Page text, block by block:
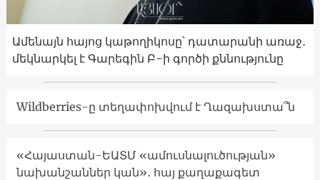
Ամենայն հայոց կաթողիկոսը՝ դատարանի առաջ․
մեկնարկել է Գարեգին Բ-ի գործի քննությունը
Wildberries-ը տեղափոխվում է Ղազախստա՞ն
«Հայաստան-ԵԱՏՄ «ամուսնալուծության»
նախանշաններ կան»․ հայ քաղաքագետ